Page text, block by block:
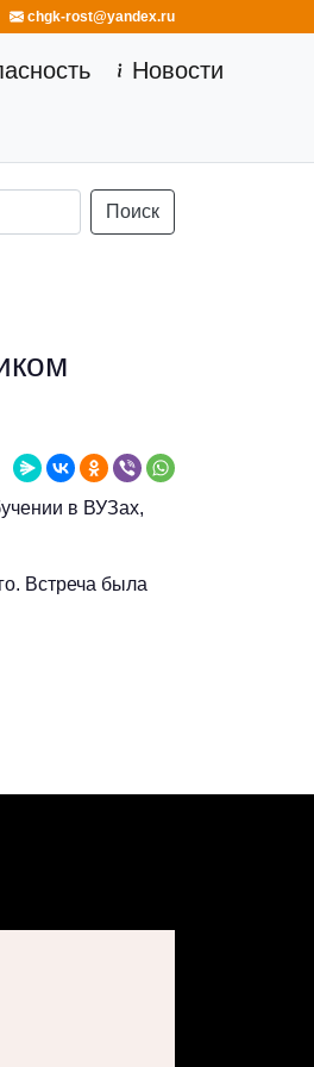
chgk-rost@yandex.ru
Новости
Поиск
в ВУЗах,
​​​​​​​Встреча была